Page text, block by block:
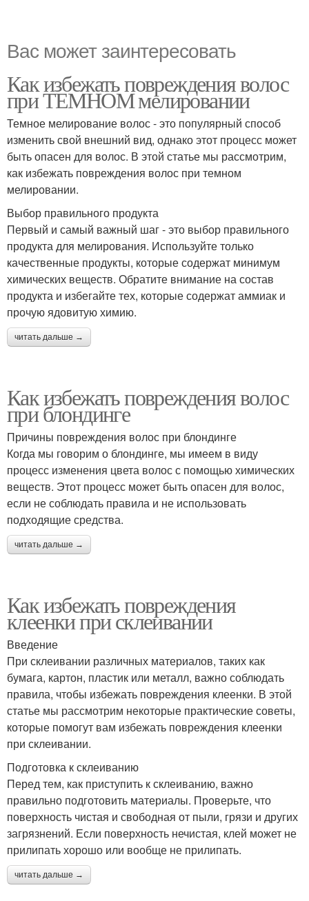
Вас может заинтересовать
Как избежать повреждения волос
при ТЕМНОМ мелировании
Темное мелирование волос - это популярный способ
изменить свой внешний вид, однако этот процесс может
быть опасен для волос. В этой статье мы рассмотрим,
как избежать повреждения волос при темном
мелировании.
Выбор правильного продукта
Первый и самый важный шаг - это выбор правильного
продукта для мелирования. Используйте только
качественные продукты, которые содержат минимум
химических веществ. Обратите внимание на состав
продукта и избегайте тех, которые содержат аммиак и
прочую ядовитую химию.
читать дальше →
Как избежать повреждения волос
при блондинге
Причины повреждения волос при блондинге
Когда мы говорим о блондинге, мы имеем в виду
процесс изменения цвета волос с помощью химических
веществ. Этот процесс может быть опасен для волос,
если не соблюдать правила и не использовать
подходящие средства.
читать дальше →
Как избежать повреждения
клеенки при склеивании
Введение
При склеивании различных материалов, таких как
бумага, картон, пластик или металл, важно соблюдать
правила, чтобы избежать повреждения клеенки. В этой
статье мы рассмотрим некоторые практические советы,
которые помогут вам избежать повреждения клеенки
при склеивании.
Подготовка к склеиванию
Перед тем, как приступить к склеиванию, важно
правильно подготовить материалы. Проверьте, что
поверхность чистая и свободная от пыли, грязи и других
загрязнений. Если поверхность нечистая, клей может не
прилипать хорошо или вообще не прилипать.
читать дальше →